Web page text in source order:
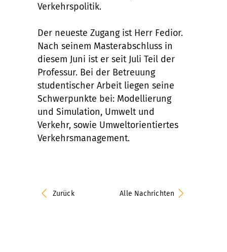
Verkehrspolitik.
Der neueste Zugang ist Herr Fedior.
Nach seinem Masterabschluss in
diesem Juni ist er seit Juli Teil der
Professur. Bei der Betreuung
studentischer Arbeit liegen seine
Schwerpunkte bei: Modellierung
und Simulation, Umwelt und
Verkehr, sowie Umweltorientiertes
Verkehrsmanagement.
Zurück Alle Nachrichten